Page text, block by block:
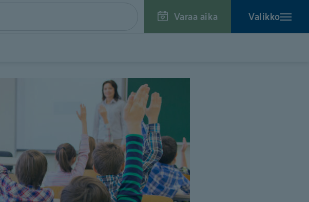
Varaa aika Valikko